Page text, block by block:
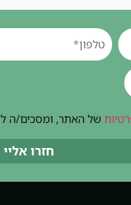
של האתר, ומסכים/ה
חזרו אליי